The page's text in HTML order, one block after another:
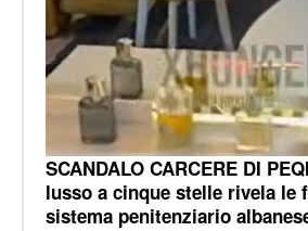
SCANDALO CARCERE DI
lusso a cinque stelle rivela le
sistema penitenziario